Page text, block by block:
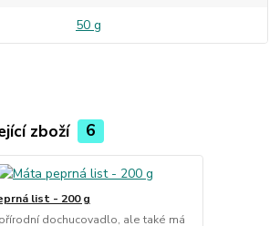
50 g
zboží 6
list - 200 g
dochucovadlo, ale také má